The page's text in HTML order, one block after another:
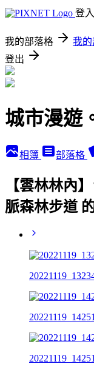
登入
我的部落格 我的
登出
城市漫遊
相簿 部落格
【雲林林內
脈森林步道